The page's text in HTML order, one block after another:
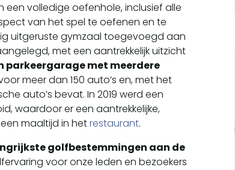
een volledige oefenhole, inclusief alle
van het spel te oefenen en te
uitgeruste gymzaal toegevoegd aan
met een aantrekkelijk uitzicht
parkeergarage met meerdere
meer dan 150 auto’s en, met het
auto’s bevat. In 2019 werd een
waardoor er een aantrekkelijke,
maaltijd in hetrestaurant.
golfbestemmingen aan de
voor onze leden en bezoekers